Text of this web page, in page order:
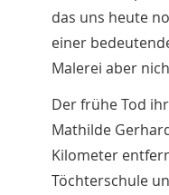
das uns heute
einer
Malerei aber
Der frühe Tod
Mathilde
Kilometer
Töchterschule